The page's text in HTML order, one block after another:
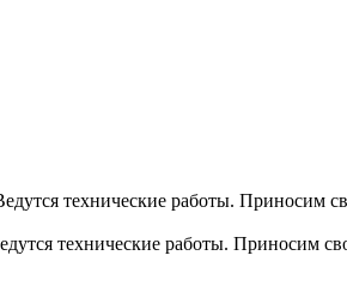
технические работы. Приносим
технические работы. Приносим